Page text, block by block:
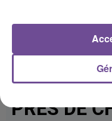
PRÈS DE